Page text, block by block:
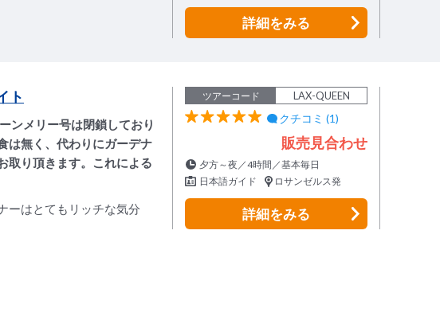
詳細をみる
ト
ンメリー号は閉鎖しており
は無く、代わりにガーデナ
取り頂きます。これによる
ーはとてもリッチな気分
ツアーコード LAX-QUEEN
クチコミ (1)
販売見合わせ
夕方～夜／4時間／基本毎日
日本語ガイド
ロサンゼルス発
詳細をみる